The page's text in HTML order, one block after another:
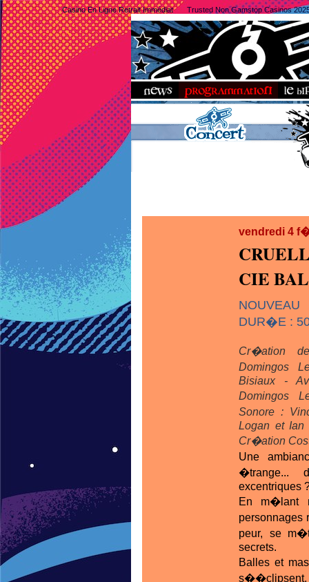
Casino En Ligne Retrait Immédiat Trusted Non Gamstop Casinos
vendredi 4
CIE
DUR�E :
Cr�ation
Domingos
Bisiaux -
Domingos
Sonore :
Logan et Ian
Cr�ation
Une
�trange...
excentriques
En m�lant
peur, se
secrets.
Balles et
s��clipsent,